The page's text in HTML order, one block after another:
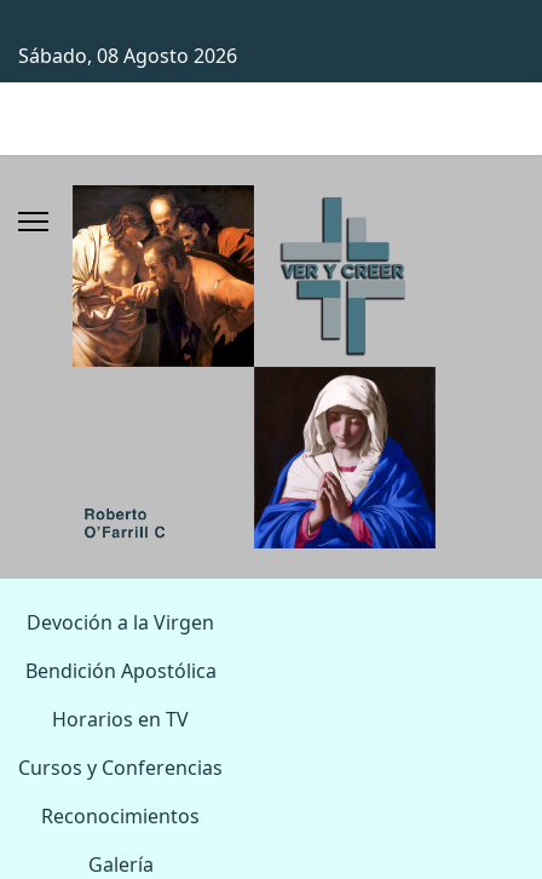
Sábado, 08 Agosto 2026
Devoción a la Virgen
Bendición Apostólica
Horarios en TV
Cursos y Conferencias
Reconocimientos
Galería